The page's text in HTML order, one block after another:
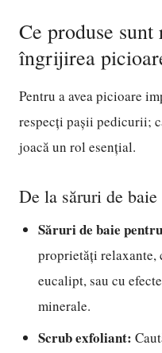
Ce produse
îngrijirea
Pentru a avea picioare
respecți pașii pedicurii;
joacă un rol esențial.
De la săruri de
Săruri de baie
proprietăți relaxante,
eucalipt, sau cu
minerale.
Scrub exfoliant: